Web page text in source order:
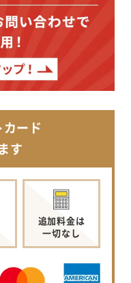
ード
す
追加料金は
一切なし